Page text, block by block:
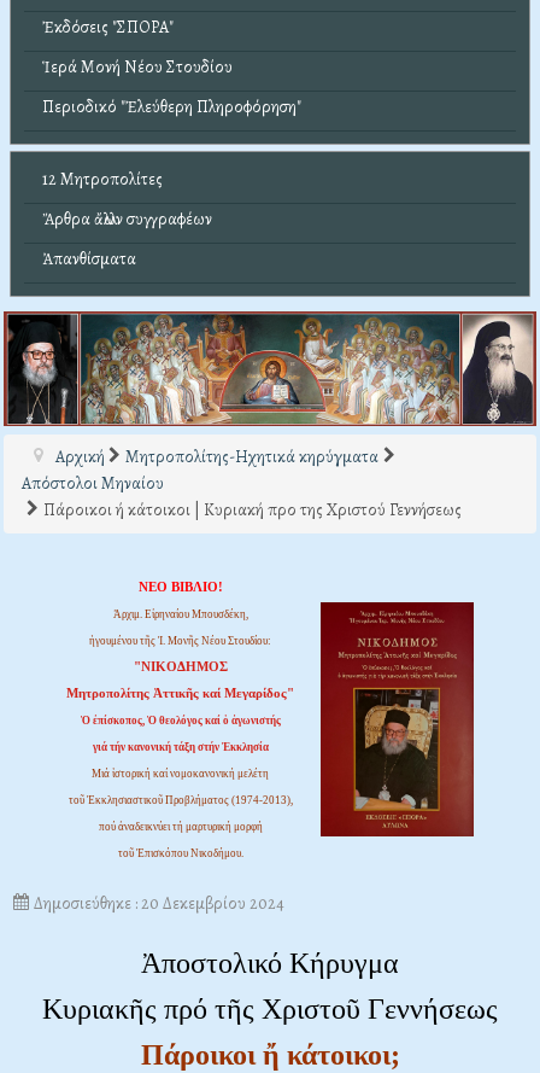
Ἐκδόσεις "ΣΠΟΡΑ"
Ἱερά Μονή Νέου Στουδίου
Περιοδικό "Ἐλεύθερη Πληροφόρηση"
12 Μητροπολίτες
Ἄρθρα ἄλλων συγγραφέων
Ἀπανθίσματα
Αρχική
Μητροπολίτης-Ηχητικά κηρύγματα
Απόστολοι Μηναίου
Πάροικοι ή κάτοικοι | Κυριακή προ της Χριστού Γεννήσεως
ΝΕΟ ΒΙΒΛΙΟ!
Ἀρχιμ. Εἰρηναίου Μπουσδέκη,
ἡγουμένου τῆς Ἱ. Μονῆς Νέου Στουδίου:
"ΝΙΚΟΔΗΜΟΣ
Μητροπολίτης Ἀττικῆς καί Μεγαρίδος"
Ὁ ἐπίσκοπος, Ὁ θεολόγος καί ὁ ἀγωνιστής
γιά τήν κανονική τάξη στήν Ἐκκλησία
Μιά ἱστορική καί νομοκανονική μελέτη
τοῦ Ἐκκλησιαστικοῦ Προβλήματος (1974-2013),
πού ἀναδεικνύει τή μαρτυρική μορφή
τοῦ Ἐπισκόπου Νικοδήμου.
Δημοσιεύθηκε : 20 Δεκεμβρίου 2024
Ἀποστολικό Κήρυγμα
Κυριακῆς πρό τῆς Χριστοῦ Γεννήσεως
Πάροικοι ἤ κάτοικοι;